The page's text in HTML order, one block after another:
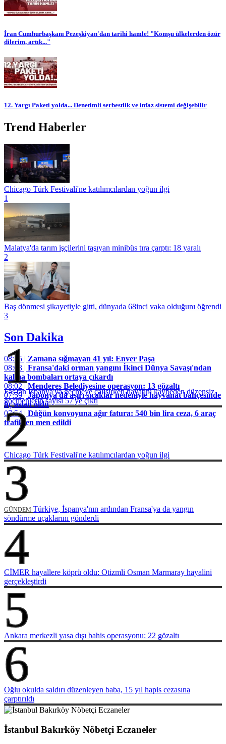
İran Cumhurbaşkanı Pezeşkiyan'dan tarihi hamle! "Komşu ülkelerden özür
dilerim, artık..."
12. Yargı Paketi yolda... Denetimli serbestlik ve infaz sistemi değişebilir
Trend Haberler
Chicago Türk Festivali'ne katılımcılardan yoğun ilgi
1
Malatya'da tarım işçilerini taşıyan minibüs tıra çarptı: 18 yaralı
2
Baş dönmesi şikayetiyle gitti, dünyada 68inci vaka olduğunı öğrendi
3
Son Dakika
08:15 | Zamana sığmayan 41 yıl: Enver Paşa
08:03 | Fransa'daki orman yangını İkinci Dünya Savaşı'ndan
kalma bombaları ortaya çıkardı
08:02 |Menderes Belediyesine operasyon: 13 gözaltı
07:59 |Japonya'da aşırı sıcaklar nedeniyle hayvanat bahçesinde
üç aslan öldü
07:54 | Düğün konvoyuna ağır fatura: 540 bin lira ceza, 6 araç
trafikten men edildi
1
Fas'tan İspanya'ya geçmeye çalışırken hayatını kaybeden düzensiz
göçmenlerin sayısı 57'ye çıktı
2
Chicago Türk Festivali'ne katılımcılardan yoğun ilgi
3
GÜNDEM Türkiye, İspanya'nın ardından Fransa'ya da yangın
söndürme uçaklarını gönderdi
4
CİMER hayallere köprü oldu: Otizmli Osman Marmaray hayalini
gerçekleştirdi
5
Ankara merkezli yasa dışı bahis operasyonu: 22 gözaltı
6
Oğlu okulda saldırı düzenleyen baba, 15 yıl hapis cezasına
çarptırıldı
İstanbul Bakırköy Nöbetçi Eczaneler